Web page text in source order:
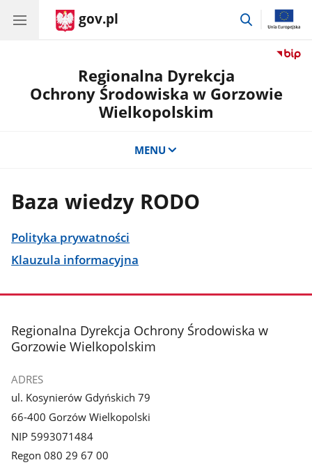
gov.pl
przejdź
Regionalna Dyrekcja
Ochrony Środowiska w Gorzowie
Wielkopolskim
MENU
Baza wiedzy RODO
Polityka prywatności
Klauzula informacyjna
stopka
Regionalna Dyrekcja Ochrony Środowiska w
Gorzowie Wielkopolskim
ADRES
ul. Kosynierów Gdyńskich 79
66-400 Gorzów Wielkopolski
NIP 5993071484
Regon 080 29 67 00